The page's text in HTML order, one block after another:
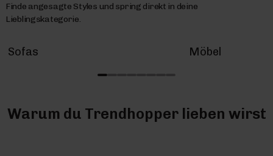
Finde angesagte Styles und spring direkt in deine
Lieblingskategorie.
Sofas Möbel
Warum du Trendhopper lieben wirst